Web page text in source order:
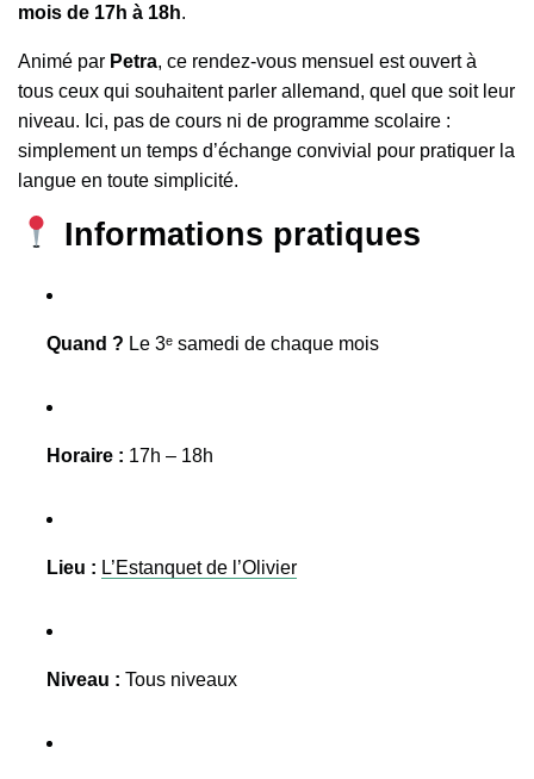
mois de 17h à 18h.
Animé par Petra, ce rendez-vous mensuel est ouvert à
tous ceux qui souhaitent parler allemand, quel que soit leur
niveau. Ici, pas de cours ni de programme scolaire :
simplement un temps d’échange convivial pour pratiquer la
langue en toute simplicité.
Informations pratiques
Quand ? Le 3ᵉ samedi de chaque mois
Horaire : 17h – 18h
Lieu : L’Estanquet de l’Olivier
Niveau : Tous niveaux